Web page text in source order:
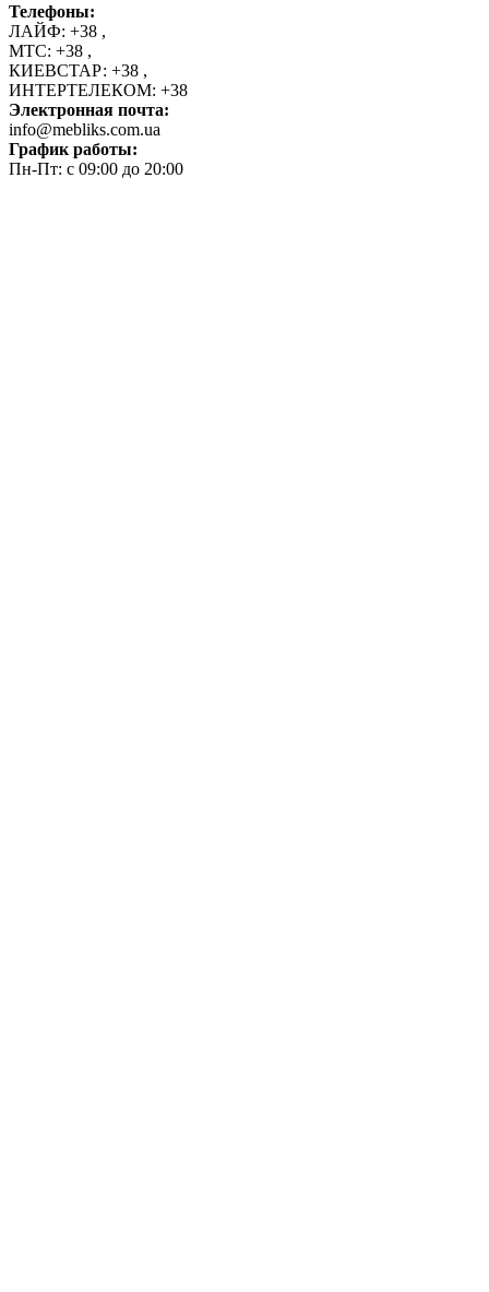
Телефоны:
ЛАЙФ: +38 ,
МТС: +38 ,
КИЕВСТАР: +38 ,
ИНТЕРТЕЛЕКОМ: +38
Электронная почта:
info@mebliks.com.ua
График работы:
Пн-Пт: с 09:00 до 20:00